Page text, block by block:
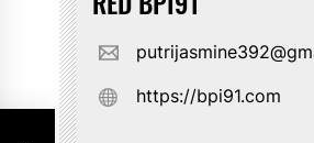
https://bpi91.com